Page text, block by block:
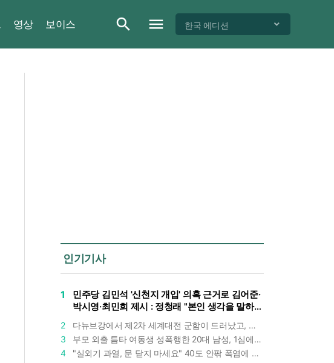
영상 보이스 한국 에디션
인기기사
1
민주당 김민석 '신천지 개입' 의혹 근거로 김어준·
박시영·최민희 제시 : 정청래 "본인 생각을 말하
2
다뉴브강에서 제2차 세계대전 군함이 드러났고, 포항 수돗물은 갑자기 짜졌다 : 폭염·가뭄이 만든 낯선 풍경
3
부모 외출 틈타 여동생 성폭행한 20대 남성, 1심에서 5년형 선고 : 친족 간 '암수범죄'의 심각성
4
"실외기 과열, 문 닫지 마세요" 40도 안팎 폭염에 쉼 없이 도는 에어컨 : 화재 위험 경고등!